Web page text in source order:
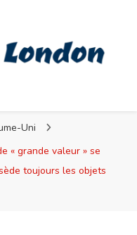
Uni
« grande valeur » se
toujours les objets